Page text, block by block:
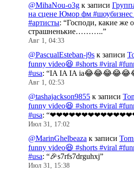
@MihaNou-o3g к записи
на сцене Юмор фм #шоубизнес
#артисты: “Господи, какие же
страшненькие………..”
Авг 1, 04:33
@PascualEsteban-j9s к записи
funny video😆 #shorts #viral
#usa: “IA IA IA
Авг 1, 02:53
@tashajackson9855 к записи
funny video😆 #shorts #viral
#usa: “
Июл 31, 17:02
@MarinGhelbeaza к записи
funny video😆 #shorts #viral
#usa: “🎉s7rfs7drguhxj”
Июл 31, 15:38